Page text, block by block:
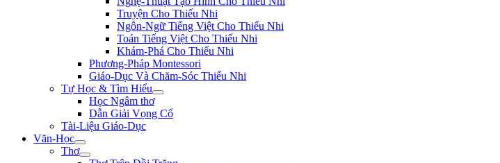
Truyện Cho Thiếu Nhi
Ngôn-Ngữ Tiếng Việt Cho Thiếu Nhi
Toán Tiếng Việt Cho Thiếu Nhi
Khám-Phá Cho Thiếu Nhi
Phương-Pháp Montessori
Giáo-Dục Và Chăm-Sóc Thiếu Nhi
Tự Học & Tìm Hiểu
Học Ngâm thơ
Dẫn Giải Vọng Cổ
Tài-Liệu Giáo-Dục
Văn-Học
Thơ